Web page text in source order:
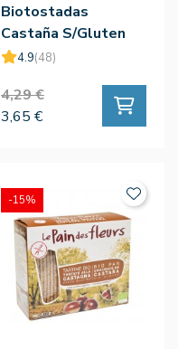
Biotostadas
Castaña S/Gluten
Bio 90g - El Granero
4.9(48)
4,29 €
3,65 €
-15%